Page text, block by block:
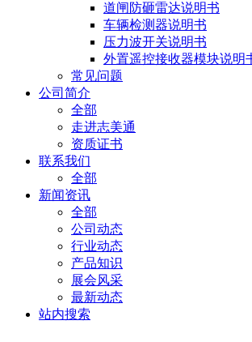
道闸防砸雷达说明书
车辆检测器说明书
压力波开关说明书
外置遥控接收器模块说明
常见问题
公司简介
全部
走进志美通
资质证书
联系我们
全部
新闻资讯
全部
公司动态
行业动态
产品知识
展会风采
最新动态
站内搜索